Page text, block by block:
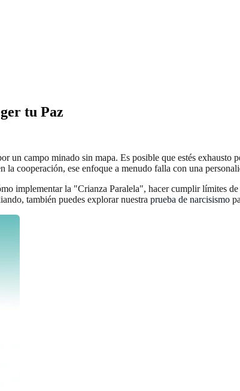
tu Paz
un campo minado sin mapa. Es posible que estés
cooperación, ese enfoque a menudo falla con una
implementar la "Crianza Paralela", hacer cumplir límites
también puedes explorar nuestra prueba de narcisismo